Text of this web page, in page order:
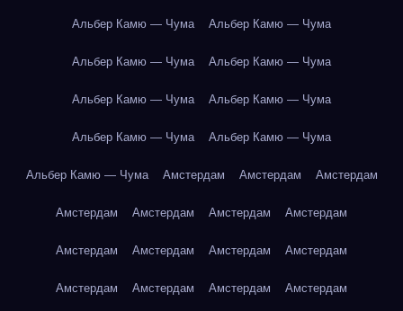
Альбер Камю — Чума Альбер Камю — Чума
Альбер Камю — Чума Альбер Камю — Чума
Альбер Камю — Чума Альбер Камю — Чума
Альбер Камю — Чума Альбер Камю — Чума
Альбер Камю — Чума Амстердам Амстердам Амстердам
Амстердам Амстердам Амстердам Амстердам
Амстердам Амстердам Амстердам Амстердам
Амстердам Амстердам Амстердам Амстердам